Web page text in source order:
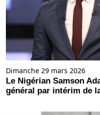
Dimanche 29 mars 2026
Le Nigérian Samson
général par intérim de